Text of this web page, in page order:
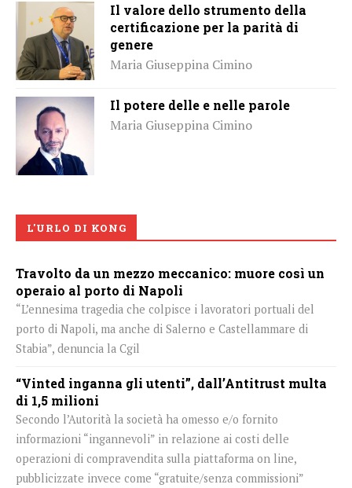
Il valore dello strumento della
certificazione per la parità di
genere
Maria Giuseppina Cimino
Il potere delle e nelle parole
Maria Giuseppina Cimino
L'URLO DI KONG
Travolto da un mezzo meccanico: muore così un
operaio al porto di Napoli
“L’ennesima tragedia che colpisce i lavoratori portuali del
porto di Napoli, ma anche di Salerno e Castellammare di
Stabia”, denuncia la Cgil
“Vinted inganna gli utenti”, dall’Antitrust multa
di 1,5 milioni
Secondo l’Autorità la società ha omesso e/o fornito
informazioni “ingannevoli” in relazione ai costi delle
operazioni di compravendita sulla piattaforma on line,
pubblicizzate invece come “gratuite/senza commissioni”